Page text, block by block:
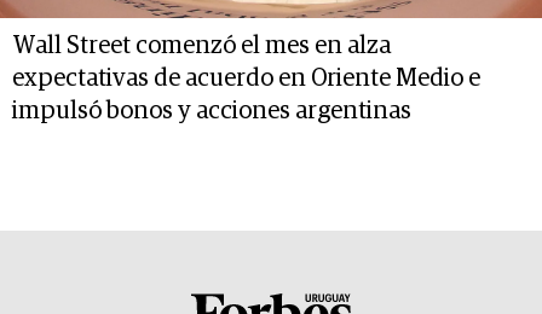
Wall Street comenzó el mes en alza
expectativas de acuerdo en Oriente Medio e
impulsó bonos y acciones argentinas